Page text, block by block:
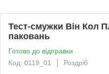
Тест-смужки Він Кол
паковань
Готово до відправки
Код: 0119_01
Роздріб